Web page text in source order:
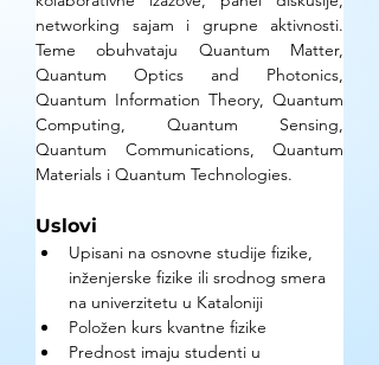
networking sajam i grupne aktivnosti.
Teme obuhvataju Quantum Matter,
Quantum Optics and Photonics,
Quantum Information Theory, Quantum
Computing, Quantum Sensing,
Quantum Communications, Quantum
Materials i Quantum Technologies.
Uslovi
Upisani na osnovne studije fizike,
inženjerske fizike ili srodnog smera
na univerzitetu u Kataloniji
Položen kurs kvantne fizike
Prednost imaju studenti u